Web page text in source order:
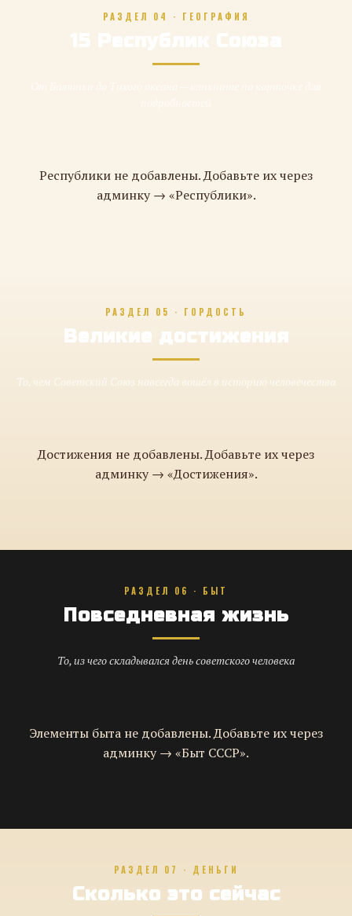
РАЗДЕЛ 04 · ГЕОГРАФИЯ
15 Республик Союза
Республики не добавлены. Добавьте их через
админку → «Республики».
РАЗДЕЛ 05 · ГОРДОСТЬ
Великие достижения
То, чем Советский Союз навсегда вошёл в историю человечества
Достижения не добавлены. Добавьте их через
админку → «Достижения».
РАЗДЕЛ 06 · БЫТ
Повседневная жизнь
То, из чего складывался день советского человека
Элементы быта не добавлены. Добавьте их через
админку → «Быт СССР».
РАЗДЕЛ 07 · ДЕНЬГИ
Сколько это сейчас